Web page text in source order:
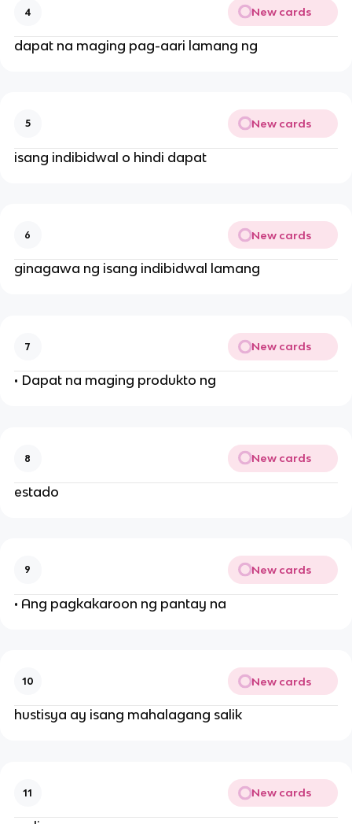
4 New cards
dapat na maging pag-aari lamang ng
5 New cards
isang indibidwal o hindi dapat
6 New cards
ginagawa ng isang indibidwal lamang
7 New cards
• Dapat na maging produkto ng
8 New cards
estado
9 New cards
• Ang pagkakaroon ng pantay na
10 New cards
hustisya ay isang mahalagang salik
11 New cards